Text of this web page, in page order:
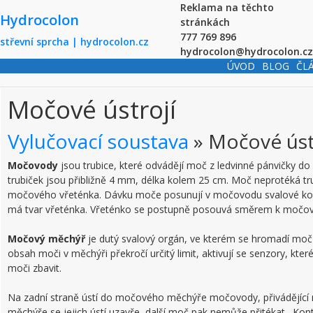
Hydrocolon
střevní sprcha | hydrocolon.cz
Reklama na těchto
stránkách
777 769 896
hydrocolon@hydrocolon.cz
ÚVOD
BLOG
Močové ústrojí
Vylučovací soustava » Močové
Močovody jsou trubice, které odvádějí moč z ledvinné pánvičky
trubiček jsou přibližně 4 mm, délka kolem 25 cm. Moč neprotéká
močového vřeténka. Dávku moče posunují v močovodu svalové
má tvar vřeténka. Vřeténko se postupně posouvá směrem k
Močový měchýřje dutý svalový orgán, ve kterém se hromadí
obsah moči v měchýři překročí určitý limit, aktivují se senzory,
moči zbavit.
Na zadní straně ústí do močového měchýře močovody, přivádějící